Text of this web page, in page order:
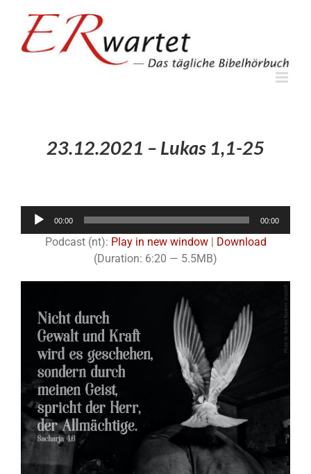
springen
23.12.2021 – Lukas 1,1-25
00:00 00:00
Podcast (nt): Play in new window| Download
(Duration: 6:20 — 5.5MB)